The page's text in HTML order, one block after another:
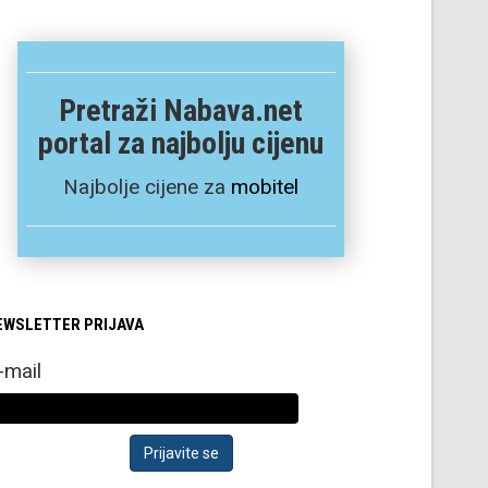
Pretraži Nabava.net
portal za najbolju cijenu
Najbolje cijene za mobitel
PRIJAVA